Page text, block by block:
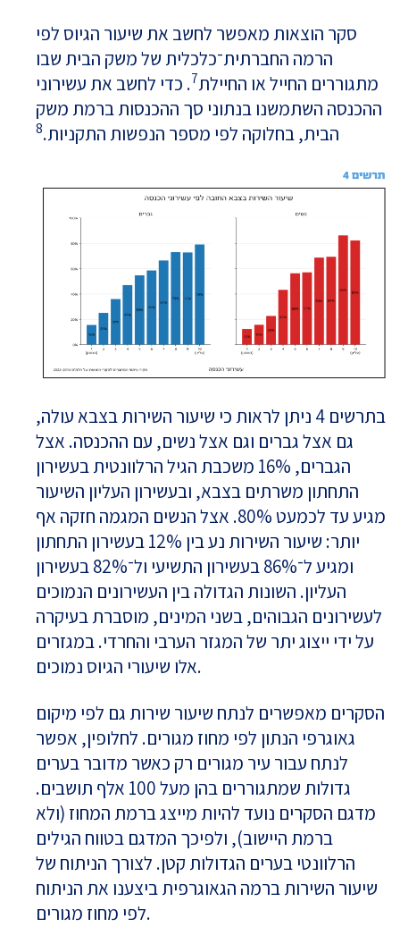
סקר הוצאות מאפשר לחשב את שיעור הגיוס לפי
הרמה החברתית־כלכלית של משק הבית שבו
מתגוררים החייל או החיילת7. כדי לחשב את עשירוני
ההכנסה השתמשנו בנתוני סך ההכנסות ברמת משק
הבית, בחלוקה לפי מספר הנפשות התקניות.8
בתרשים 4 ניתן לראות כי שיעור השירות בצבא עולה,
גם אצל גברים וגם אצל נשים, עם ההכנסה. אצל
הגברים, 16% משכבת הגיל הרלוונטית בעשירון
התחתון משרתים בצבא, ובעשירון העליון השיעור
מגיע עד לכמעט 80%. אצל הנשים המגמה חזקה אף
יותר: שיעור השירות נע בין 12% בעשירון התחתון
ומגיע ל־86% בעשירון התשיעי ול־82% בעשירון
העליון. השונות הגדולה בין העשירונים הנמוכים
לעשירונים הגבוהים, בשני המינים, מוסברת בעיקרה
על ידי ייצוג יתר של המגזר הערבי והחרדי. במגזרים
אלו שיעורי הגיוס נמוכים.
הסקרים מאפשרים לנתח שיעור שירות גם לפי מיקום
גאוגרפי הנתון לפי מחוז מגורים. לחלופין, אפשר
לנתח עבור עיר מגורים רק כאשר מדובר בערים
גדולות שמתגוררים בהן מעל 100 אלף תושבים.
מדגם הסקרים נועד להיות מייצג ברמת המחוז (ולא
ברמת היישוב), ולפיכך המדגם בטווח הגילים
הרלוונטי בערים הגדולות קטן. לצורך הניתוח של
שיעור השירות ברמה הגאוגרפית ביצענו את הניתוח
לפי מחוז מגורים.